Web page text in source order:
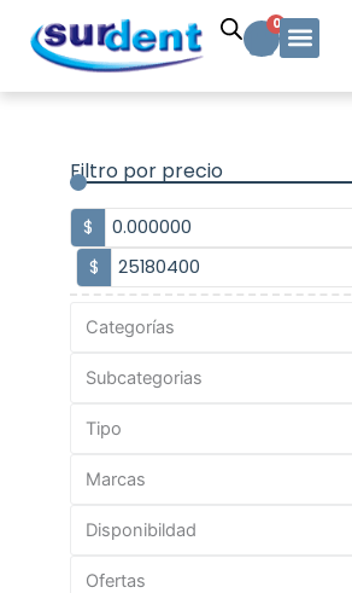
contenido
0
Carrito
Filtro por precio
$
$
Categorías
Subcategorias
Tipo
Marcas
Disponibildad
Ofertas